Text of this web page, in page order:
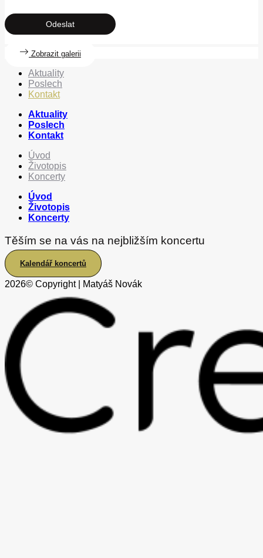
Zobrazit galerii
Aktuality
Poslech
Kontakt
Aktuality
Poslech
Kontakt
Úvod
Životopis
Koncerty
Úvod
Životopis
Koncerty
Těším se na vás na nejbližším koncertu
Kalendář koncertů
2026© Copyright | Matyáš Novák